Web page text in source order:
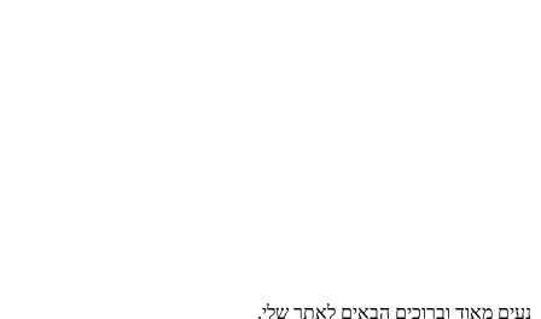
נעים מאוד וברוכים הבאים לאתר שלי.